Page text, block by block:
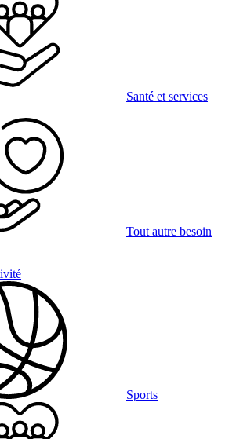
Santé et services
Tout autre besoin
Sports